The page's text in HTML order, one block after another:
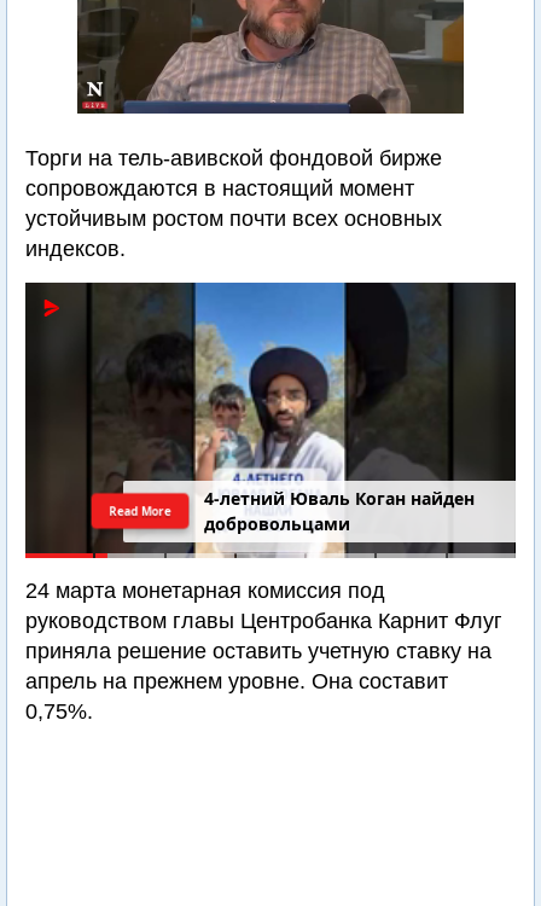
Торги на тель-авивской фондовой бирже
сопровождаются в настоящий момент
устойчивым ростом почти всех основных
индексов.
4-летний Юваль Коган найден
добровольцами
Read More
24 марта монетарная комиссия под
руководством главы Центробанка Карнит Флуг
приняла решение оставить учетную ставку на
апрель на прежнем уровне. Она составит
0,75%.